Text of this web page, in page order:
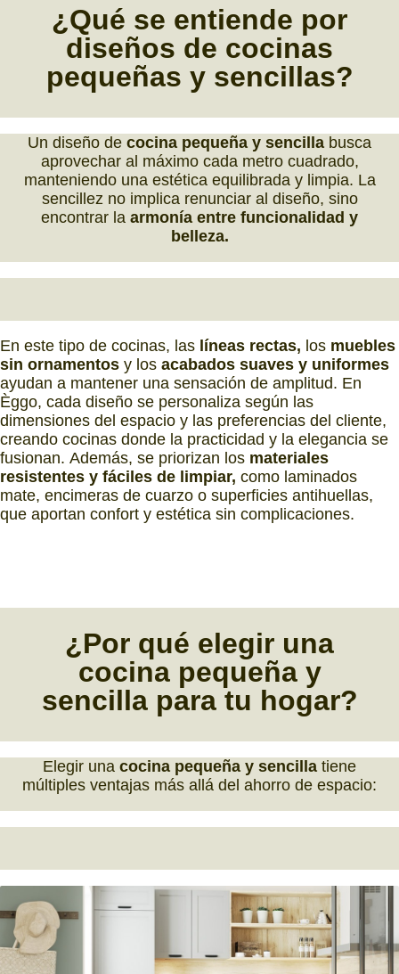
¿Qué se entiende por
diseños de cocinas
pequeñas y sencillas?
Un diseño de cocina pequeña y sencilla busca
aprovechar al máximo cada metro cuadrado,
manteniendo una estética equilibrada y limpia. La
sencillez no implica renunciar al diseño, sino
encontrar la armonía entre funcionalidad y
belleza.
En este tipo de cocinas, las líneas rectas, los muebles
sin ornamentos y los acabados suaves y uniformes
ayudan a mantener una sensación de amplitud. En
Èggo, cada diseño se personaliza según las
dimensiones del espacio y las preferencias del cliente,
creando cocinas donde la practicidad y la elegancia se
fusionan. Además, se priorizan los materiales
resistentes y fáciles de limpiar, como laminados
mate, encimeras de cuarzo o superficies antihuellas,
que aportan confort y estética sin complicaciones.
¿Por qué elegir una
cocina pequeña y
sencillapara tu hogar?
Elegir una cocina pequeña y sencilla tiene
múltiples ventajas más allá del ahorro de espacio: